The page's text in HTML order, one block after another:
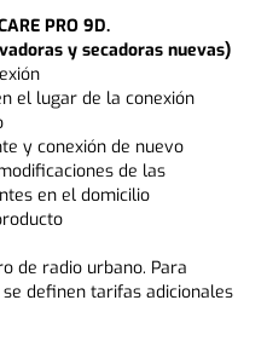
PRO 9D.
y secadoras nuevas)
el lugar de la conexión
y conexión de nuevo
de las
en el domicilio
de radio urbano. Para
definen tarifas adicionales